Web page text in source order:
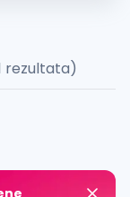
rezultata)